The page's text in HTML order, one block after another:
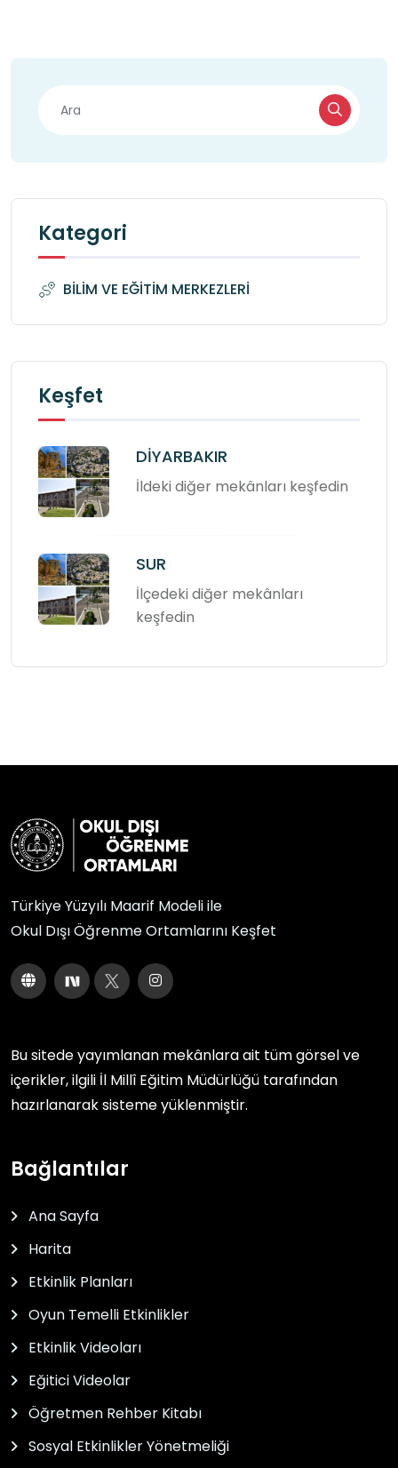
Kategori
BİLİM VE EĞİTİM MERKEZLERİ
Keşfet
DİYARBAKIR
İldeki diğer mekânları keşfedin
SUR
İlçedeki diğer mekânları
keşfedin
Türkiye Yüzyılı Maarif Modeli ile
Okul Dışı Öğrenme Ortamlarını Keşfet
Bu sitede yayımlanan mekânlara ait tüm görsel ve
içerikler, ilgili İl Millî Eğitim Müdürlüğü tarafından
hazırlanarak sisteme yüklenmiştir.
Bağlantılar
Ana Sayfa
Harita
Etkinlik Planları
Oyun Temelli Etkinlikler
Etkinlik Videoları
Eğitici Videolar
Öğretmen Rehber Kitabı
Sosyal Etkinlikler Yönetmeliği